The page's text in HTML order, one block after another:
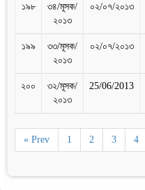
১৯৮
৩৪/মূসক/
২০১৩
০২/০৭/২০১৩
১৯৯
৩৩/মূসক/
২০১৩
০২/০৭/২০১৩
২০০
৩২/মূসক/
২০১৩
25/06/2013
« Prev 1 2 3 4